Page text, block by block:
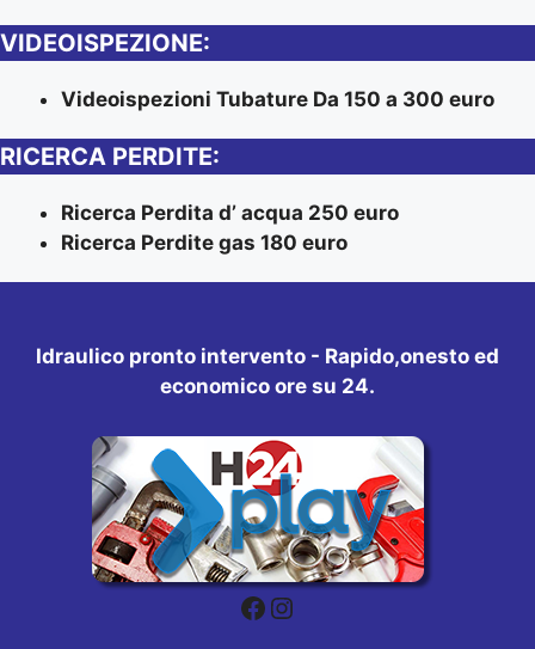
VIDEOISPEZIONE:
Videoispezioni Tubature Da 150 a 300 euro
RICERCA PERDITE:
Ricerca Perdita d’ acqua 250 euro
Ricerca Perdite gas 180 euro
Idraulico pronto intervento - Rapido,onesto ed
economico ore su 24.
Facebook
Instagram